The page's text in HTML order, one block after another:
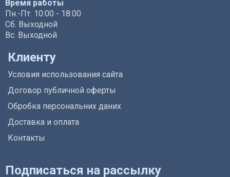
Время работы
Пн.-Пт. 10:00 - 18:00
Сб. Выходной
Вс. Выходной
Клиенту
Условия использования сайта
Договор публичной оферты
Обробка персональних даних
Доставка и оплата
Контакты
Подписаться на рассылку